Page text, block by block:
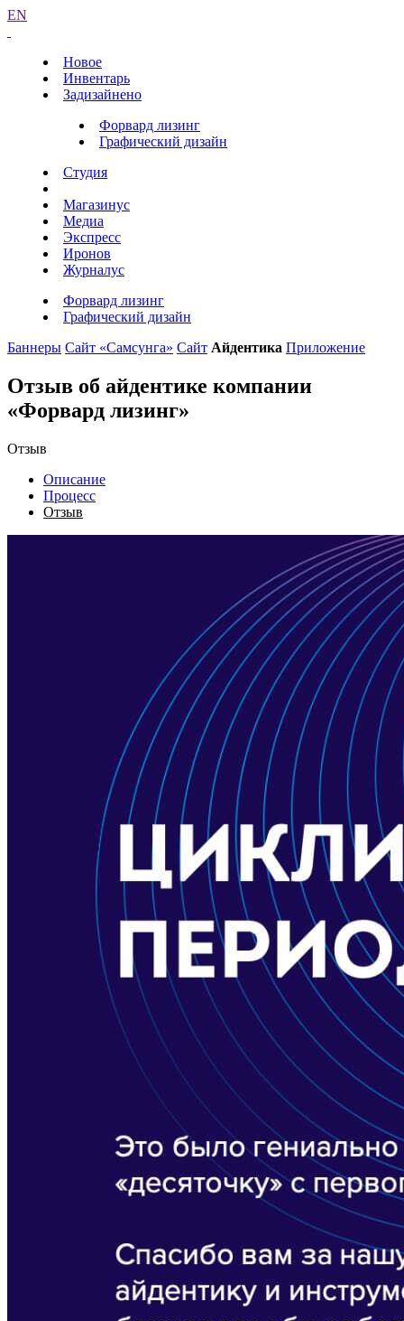
EN
Новое
Инвентарь
Задизайнено
Форвард лизинг
Графический дизайн
Студия
Магазинус
Медиа
Экспресс
Иронов
Журналус
Форвард лизинг
Графический дизайн
Баннеры Сайт «Самсунга» Сайт Айдентика Приложение
Отзыв об айдентике компании
«Форвард лизинг»
Отзыв
Описание
Процесс
Отзыв